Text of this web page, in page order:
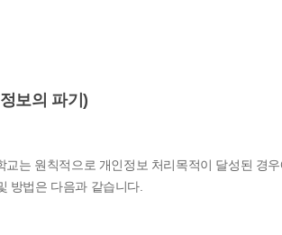
보의 파기)
교는 원칙적으로 개인정보 처리목적이 달성된 경
방법은 다음과 같습니다.